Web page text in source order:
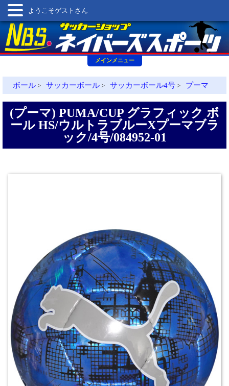
メインメニュー
ようこそゲストさん
ボール > サッカーボール > サッカーボール4号 > プーマ
(プーマ) PUMA/CUP グラフィック ボ
ール HS/ウルトラブルーXプーマブラ
ック/4号/084952-01